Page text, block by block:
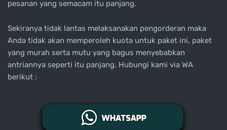
pesanan yang semacam itu panjang.
Sekiranya tidak lantas melaksanakan pengorderan maka
Anda tidak akan memperoleh kuota untuk paket ini, paket
yang murah serta mutu yang bagus menyebabkan
antriannya seperti itu panjang. Hubungi kami via WA
berikut :